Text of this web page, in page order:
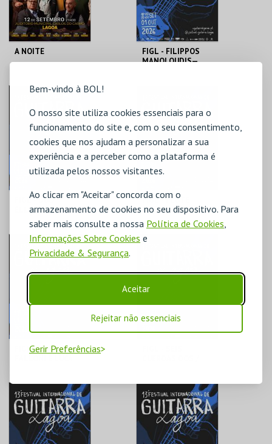
Bem-vindo à BOL!
O nosso site utiliza cookies essenciais para o
funcionamento do site e, com o seu consentimento,
cookies que nos ajudam a personalizar a sua
experiência e a perceber como a plataforma é
utilizada pelos nossos visitantes.
Ao clicar em "Aceitar" concorda com o
armazenamento de cookies no seu dispositivo. Para
saber mais consulte a nossa Política de Cookies
Informações Sobre Cookies e
Privacidade & Segurança.
Aceitar
Rejeitar não essenciais
Gerir Preferências
A NOITE
AUDITÓRIO CARLOS
MAIS INFO
COMPRAR
FIGL - FILIPPOS
MANOLOUDIS—
MAIS INFO
COMPRAR
FIGL - DUO
ELLIPSIS /
SEBÁSTIAN
CORDERO TRIO
SÍTIO DAS FONTES
MAIS INFO
COMPRAR
FIGL - FLUTE
GUITAR DUO /
FRANCESCO
BUZURRO
OLARIA DE PORCHES
MAIS INFO
COMPRAR
FIGL - MATTEO
AUDITÓRIO CARLOS
DO CARMO
MAIS INFO
QUARTET
AUDITÓRIO CARLOS
DO CARMO
MAIS INFO